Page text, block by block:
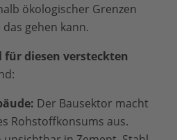
ökologischer Grenzen
gehen kann.
diesen versteckten
Der Bausektor macht
Rohstoffkonsums aus.